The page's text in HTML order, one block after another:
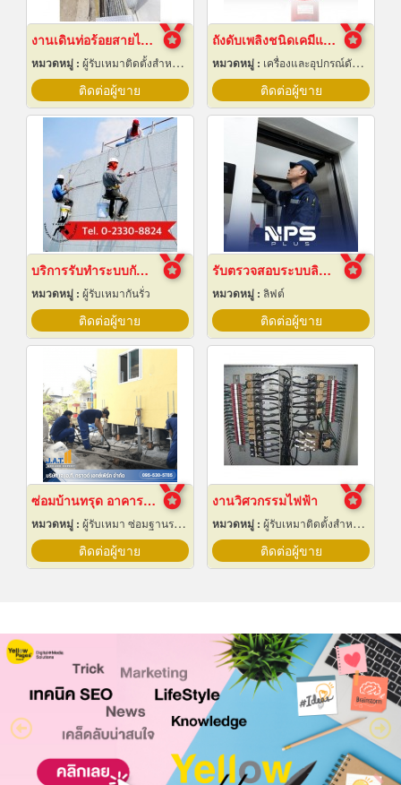
งานเดินท่อร้อยสายไฟฟ้า ระยอง
หมวดหมู่ : ผู้รับเหมาติดตั้งสำหรับบ้านและโรงงานไฟฟ้า
ติดต่อผู้ขาย
ถังดับเพลิงชนิดเคมีแห้ง สำหรับติดรถยนต์
หมวดหมู่ : เครื่องและอุปกรณ์ดับเพลิง
ติดต่อผู้ขาย
บริการรับทำระบบกันซึม
หมวดหมู่ : ผู้รับเหมากันรั่ว
ติดต่อผู้ขาย
รับตรวจสอบระบบลิฟต์ ซ่อมบำรุงรักษา Maintenance
หมวดหมู่ : ลิฟต์
ติดต่อผู้ขาย
ซ่อมบ้านทรุด อาคารทรุด
หมวดหมู่ : ผู้รับเหมา ซ่อมฐานรากและโครงสร้างก่อสร้าง
ติดต่อผู้ขาย
งานวิศวกรรมไฟฟ้า
หมวดหมู่ : ผู้รับเหมาติดตั้งสำหรับบ้านและโรงงานไฟฟ้า
ติดต่อผู้ขาย